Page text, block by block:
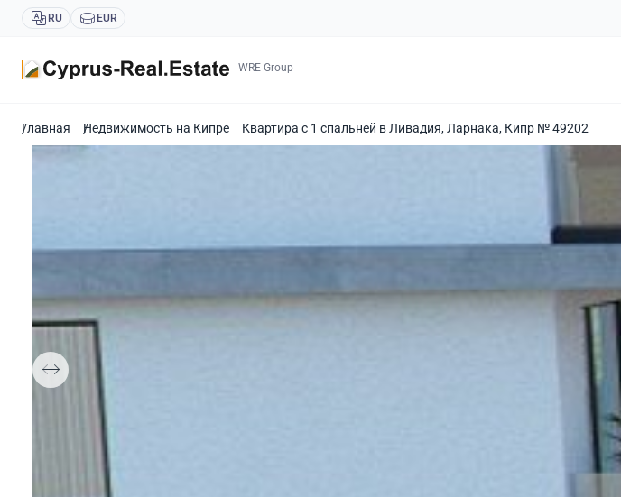
RU EUR
WRE Group
Главная Недвижимость на Кипре Квартира с 1 спальней в Ливадия, Ларнака, Кипр № 49202